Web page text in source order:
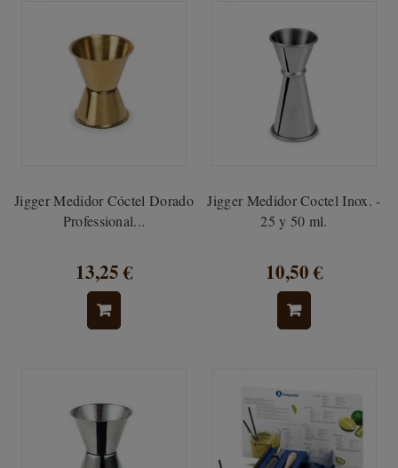
Jigger Medidor Cóctel Dorado
Professional...
13,25 €
Jigger Medidor Coctel Inox. -
25 y 50 ml.
10,50 €